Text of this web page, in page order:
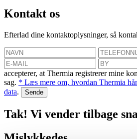
Kontakt os
Efterlad dine kontaktoplysninger, så
accepterer, at Thermia registrerer mine
sag. * Læs mere om, hvordan Thermia
data.
Tak! Vi vender tilbage